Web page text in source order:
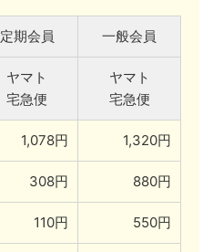
定期会員 一般会員
ヤマト
宅急便
ヤマト
宅急便
1,078円 1,320円
308円 880円
110円 550円